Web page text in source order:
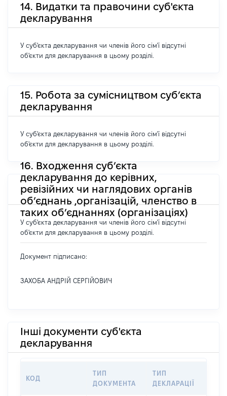
14. Видатки та правочини суб'єкта
декларування
У суб'єкта декларування чи членів його сім'ї відсутні
об'єкти для декларування в цьому розділі.
15. Робота за сумісництвом суб’єкта
декларування
У суб'єкта декларування чи членів його сім'ї відсутні
об'єкти для декларування в цьому розділі.
16. Входження суб’єкта
декларування до керівних,
ревізійних чи наглядових органів
об’єднань ,організацій, членство в
таких об’єднаннях (організаціях)
У суб'єкта декларування чи членів його сім'ї відсутні
об'єкти для декларування в цьому розділі.
Документ підписано:
ЗАХОБА АНДРІЙ СЕРГІЙОВИЧ
Інші документи суб'єкта
декларування
КОД
ТИП
ДОКУМЕНТА
ТИП
ДЕКЛАРАЦІЇ